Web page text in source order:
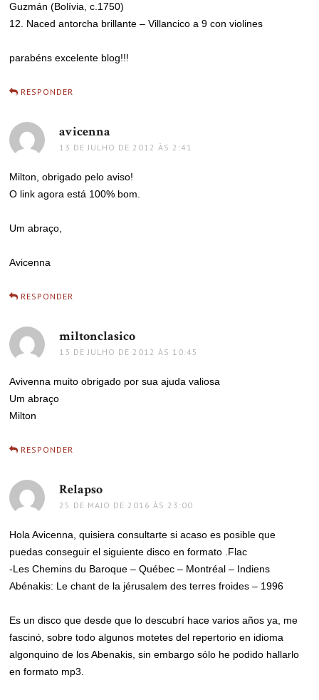
Guzmán (Bolívia, c.1750)
12. Naced antorcha brillante – Villancico a 9 con violines
parabéns excelente blog!!!
RESPONDER
avicenna
13 DE JULHO DE 2012 ÀS 2:41
Milton, obrigado pelo aviso!
O link agora está 100% bom.
Um abraço,
Avicenna
RESPONDER
miltonclasico
13 DE JULHO DE 2012 ÀS 10:45
Avivenna muito obrigado por sua ajuda valiosa
Um abraço
Milton
RESPONDER
Relapso
25 DE MAIO DE 2016 ÀS 23:00
Hola Avicenna, quisiera consultarte si acaso es posible que
puedas conseguir el siguiente disco en formato .Flac
-Les Chemins du Baroque – Québec – Montréal – Indiens
Abénakis: Le chant de la jérusalem des terres froides – 1996
Es un disco que desde que lo descubrí hace varios años ya, me
fascinó, sobre todo algunos motetes del repertorio en idioma
algonquino de los Abenakis, sin embargo sólo he podido hallarlo
en formato mp3.